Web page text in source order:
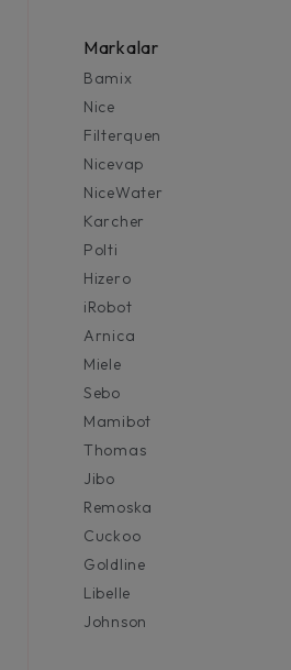
Markalar
Bamix
Nice
Filterquen
Nicevap
NiceWater
Karcher
Polti
Hizero
iRobot
Arnica
Miele
Sebo
Mamibot
Thomas
Jibo
Remoska
Cuckoo
Goldline
Libelle
Johnson